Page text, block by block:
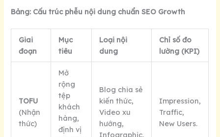
Bảng: Cấu trúc phễu nội dung chuẩn SEO Growth
Giai
đoạn
Mục
tiêu
Loại nội
dung
Chỉ số đo
lường (KPI)
TOFU
(Nhận
thức)
Mở
rộng
tệp
khách
hàng,
định vị
Blog chia sẻ
kiến thức,
Video xu
hướng,
Infographic.
Impression,
Traffic,
New Users.